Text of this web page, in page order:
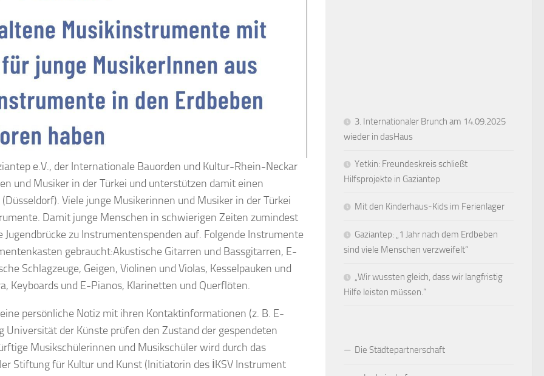
e.V., der Internationale Bauorden und Kultur-Rhein-Neckar
und Musiker in der Türkei und unterstützen damit einen
Viele junge Musikerinnen und Musiker in der Türkei
Damit junge Menschen in schwierigen Zeiten zumindest
zu Instrumentenspenden auf. Folgende Instrumente
gebraucht:Akustische Gitarren und Bassgitarren, E-
Schlagzeuge, Geigen, Violinen und Violas, Kesselpauken und
Keyboards und E-Pianos, Klarinetten und Querflöten.
persönliche Notiz mit ihren Kontaktinformationen (z. B. E-
der Künste prüfen den Zustand der gespendeten
Musikschülerinnen und Musikschüler wird durch das
Stiftung für Kultur und Kunst (Initiatorin des İKSV Instrument
3. Internationaler Brunch am 14.09.2025
wieder in dasHaus
Yetkin: Freundeskreis schließt
Hilfsprojekte in Gaziantep
Mit den Kinderhaus-Kids im Ferienlager
Gaziantep: „1 Jahr nach dem Erdbeben
sind viele Menschen verzweifelt“
„Wir wussten gleich, dass wir langfristig
Hilfe leisten müssen.“
Die Städtepartnerschaft